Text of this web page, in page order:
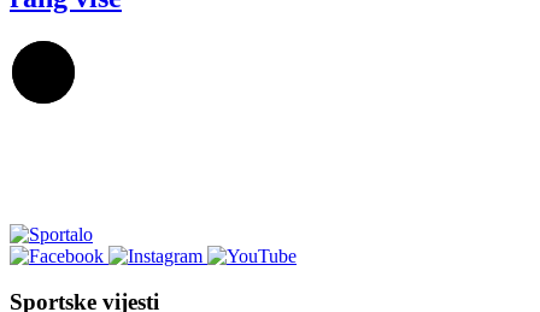
Sportske vijesti